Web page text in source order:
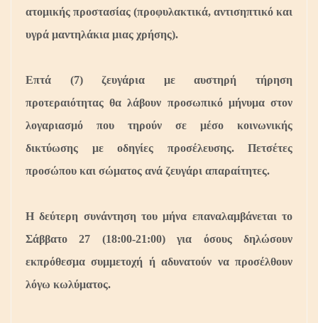
ατομικής προστασίας (προφυλακτικά, αντισηπτικό και
υγρά μαντηλάκια μιας χρήσης).
Επτά (7) ζευγάρια με αυστηρή τήρηση
προτεραιότητας θα λάβουν προσωπικό μήνυμα στον
λογαριασμό που τηρούν σε μέσο κοινωνικής
δικτύωσης με οδηγίες προσέλευσης. Πετσέτες
προσώπου και σώματος ανά ζευγάρι απαραίτητες.
Η δεύτερη συνάντηση του μήνα επαναλαμβάνεται το
Σάββατο 27 (18:00-21:00)για όσους δηλώσουν
εκπρόθεσμα συμμετοχή ή αδυνατούν να προσέλθουν
λόγω κωλύματος.